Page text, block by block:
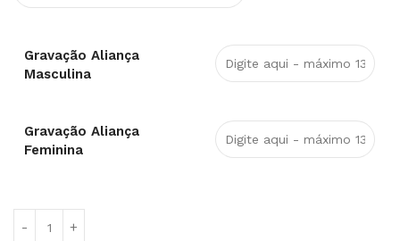
Gravação Aliança
Masculina
Gravação Aliança
Feminina